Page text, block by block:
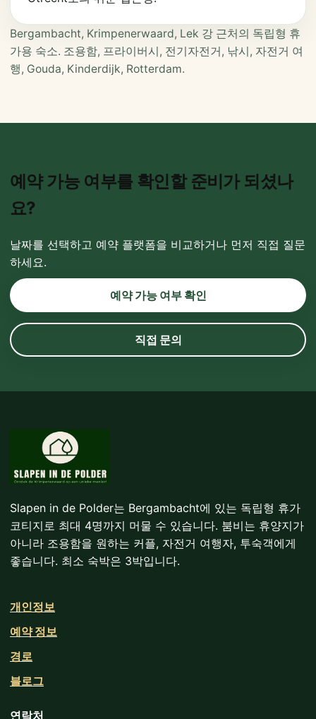
Bergambacht, Krimpenerwaard, Lek 강 근처의 독립형 휴
가용 숙소. 조용함, 프라이버시, 전기자전거, 낚시, 자전거 여
행, Gouda, Kinderdijk, Rotterdam.
예약 가능 여부를 확인할 준비가 되셨나
요?
날짜를 선택하고 예약 플랫폼을 비교하거나 먼저 직접 질문
하세요.
예약 가능 여부 확인
직접 문의
Slapen in de Polder는 Bergambacht에 있는 독립형 휴가
코티지로 최대 4명까지 머물 수 있습니다. 붐비는 휴양지가
아니라 조용함을 원하는 커플, 자전거 여행자, 투숙객에게
좋습니다. 최소 숙박은 3박입니다.
개인정보
예약 정보
경로
블로그
연락처